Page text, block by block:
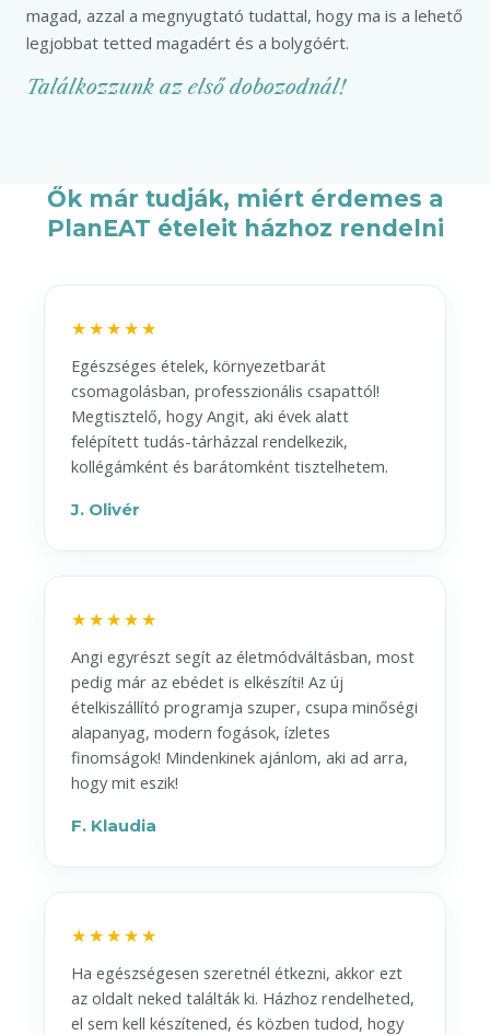
magad, azzal a megnyugtató tudattal, hogy ma is a lehető
legjobbat tetted magadért és a bolygóért.
Találkozzunk az első dobozodnál!
Ők már tudják, miért érdemes a
PlanEAT ételeit házhoz rendelni
★★★★★
Egészséges ételek, környezetbarát
csomagolásban, professzionális csapattól!
Megtisztelő, hogy Angit, aki évek alatt
felépített tudás-tárházzal rendelkezik,
kollégámként és barátomként tisztelhetem.
J. Olivér
★★★★★
Angi egyrészt segít az életmódváltásban, most
pedig már az ebédet is elkészíti! Az új
ételkiszállító programja szuper, csupa minőségi
alapanyag, modern fogások, ízletes
finomságok! Mindenkinek ajánlom, aki ad arra,
hogy mit eszik!
F. Klaudia
★★★★★
Ha egészségesen szeretnél étkezni, akkor ezt
az oldalt neked találták ki. Házhoz rendelheted,
el sem kell készítened, és közben tudod, hogy